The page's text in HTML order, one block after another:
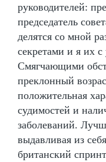
руководителей:
председатель
делятся со мной
секретами и я их
Смягчающими
преклонный
положительная
судимостей и
заболеваний.
выдавливая из
британский